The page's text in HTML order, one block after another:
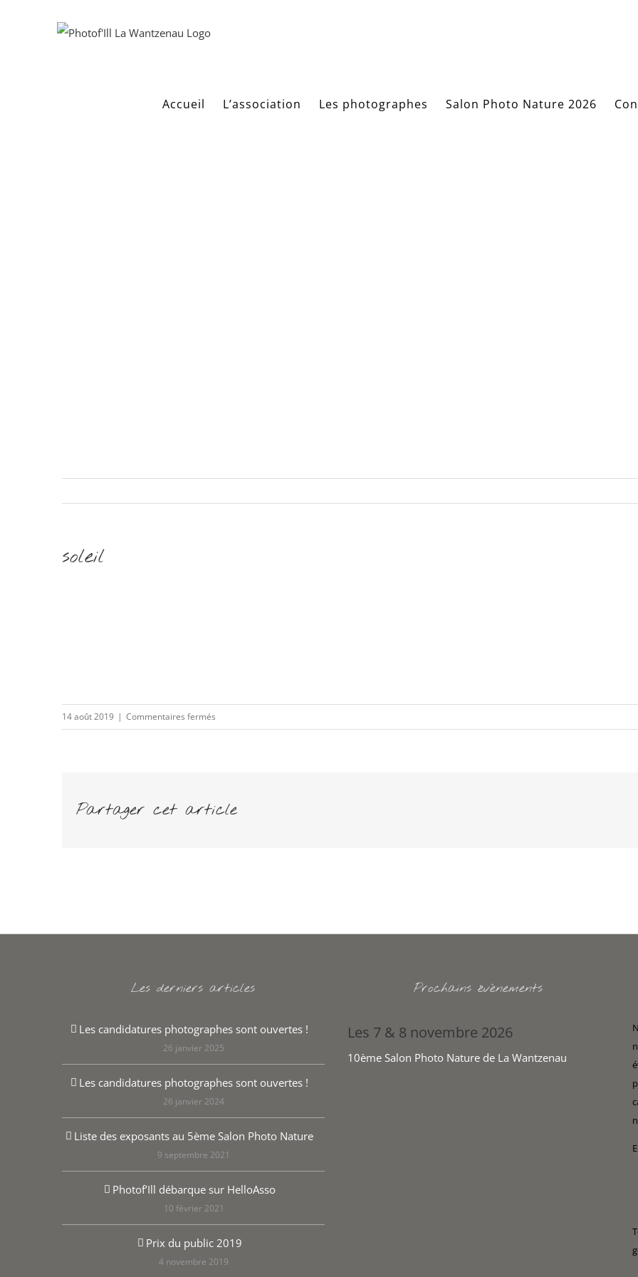
Accueil L’association Les photographes Salon Photo Nature 2026
soleil
14 août 2019 | Commentaires fermés
soleil
Partager cet article
Les derniers articles
Les candidatures photographes sont ouvertes !
26 janvier 2025
Les candidatures photographes sont ouvertes !
26 janvier 2024
Liste des exposants au 5ème Salon Photo Nature
9 septembre 2021
Photof’Ill débarque sur HelloAsso
10 février 2021
Prix du public 2019
4 novembre 2019
Prochains évènements
Les 7 & 8 novembre 2026
10ème Salon Photo Nature de La Wantzenau